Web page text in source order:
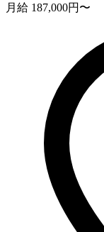
月給 187,000円〜